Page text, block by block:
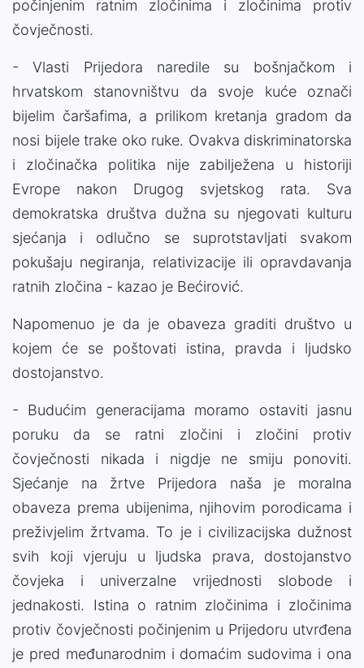
počinjenim ratnim zločinima i zločinima protiv
čovječnosti.
- Vlasti Prijedora naredile su bošnjačkom i
hrvatskom stanovništvu da svoje kuće označi
bijelim čaršafima, a prilikom kretanja gradom da
nosi bijele trake oko ruke. Ovakva diskriminatorska
i zločinačka politika nije zabilježena u historiji
Evrope nakon Drugog svjetskog rata. Sva
demokratska društva dužna su njegovati kulturu
sjećanja i odlučno se suprotstavljati svakom
pokušaju negiranja, relativizacije ili opravdavanja
ratnih zločina - kazao je Bećirović.
Napomenuo je da je obaveza graditi društvo u
kojem će se poštovati istina, pravda i ljudsko
dostojanstvo.
- Budućim generacijama moramo ostaviti jasnu
poruku da se ratni zločini i zločini protiv
čovječnosti nikada i nigdje ne smiju ponoviti.
Sjećanje na žrtve Prijedora naša je moralna
obaveza prema ubijenima, njihovim porodicama i
preživjelim žrtvama. To je i civilizacijska dužnost
svih koji vjeruju u ljudska prava, dostojanstvo
čovjeka i univerzalne vrijednosti slobode i
jednakosti. Istina o ratnim zločinima i zločinima
protiv čovječnosti počinjenim u Prijedoru utvrđena
je pred međunarodnim i domaćim sudovima i ona